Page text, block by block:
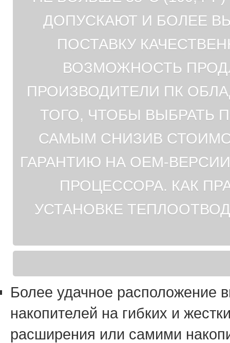
ДОПУСКАЮТ И БОЛЕЕ
ПОСТАВКУ
ВОЗМОЖНОСТЬ
ПРОИЗВОДИТЕЛИ ПК
ТОГО, ЧТОБЫ ВЫБРАТЬ
САМЫМ СНИЗИВ
ГАРАНТИЮ НА OEM-
ПРОЦЕССОРА. КАК
УСТАНОВКЕ
Более удачное расположение
накопителей на гибких и
расширения или самими